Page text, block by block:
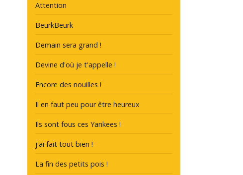
Attention
BeurkBeurk
Demain sera grand !
Devine d'où je t'appelle !
Encore des nouilles !
Il en faut peu pour être heureux
Ils sont fous ces Yankees !
j'ai fait tout bien !
La fin des petits pois !